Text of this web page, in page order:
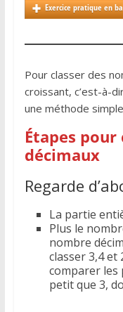
Exercice pratique en
Pour classer des
croissant, c’est-à-
une méthode
Étapes pour
décimaux
Regarde
La partie
Plus le
nombre
classer 3,4 et
comparer les
petit que 3,